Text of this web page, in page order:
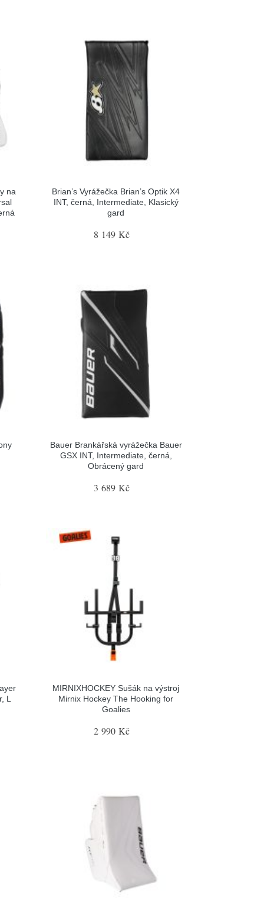
na
Brian’s Vyrážečka Brian’s Optik X4
INT, černá, Intermediate, Klasický
gard
8 149 Kč
Bauer Brankářská vyrážečka Bauer
GSX INT, Intermediate, černá,
Obrácený gard
3 689 Kč
L
MIRNIXHOCKEY Sušák na výstroj
Mirnix Hockey The Hooking for
Goalies
2 990 Kč